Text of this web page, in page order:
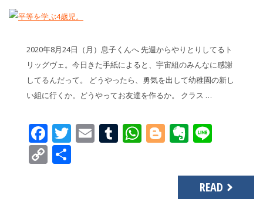
2020年8月24日（月）息子くんへ 先週からやりとりしてるト
リッグヴェ。今日きた手紙によると、宇宙組のみんなに感謝
してるんだって。 どうやったら、勇気を出して幼稚園の新し
い組に行くか。どうやってお友達を作るか。 クラス …
Facebook
Twitter
EmailTumblr
WhatsApp
Blogger
Copy
READ